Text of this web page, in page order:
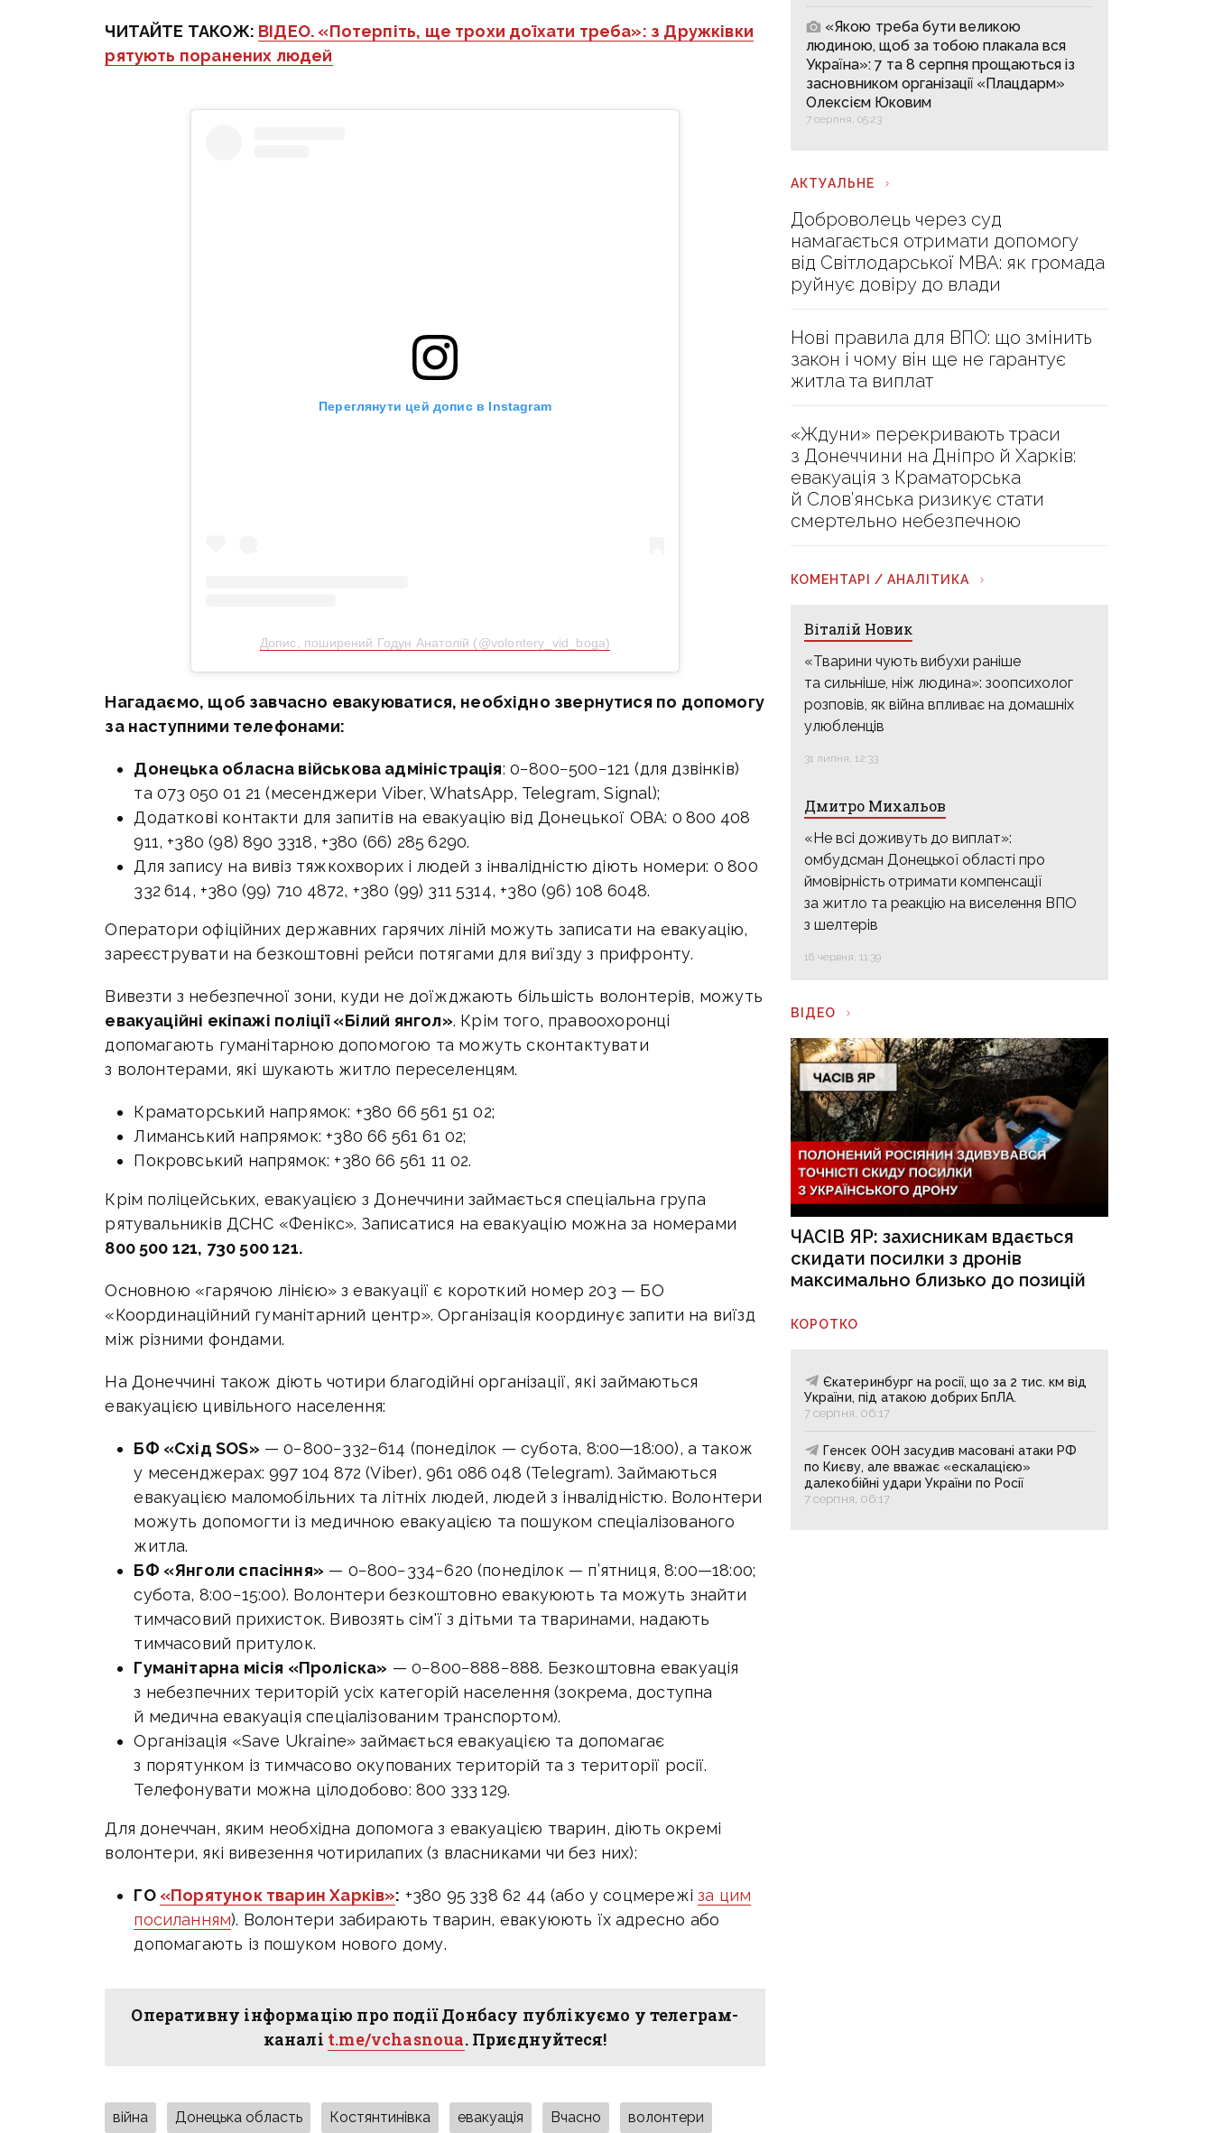
ЧИТАЙТЕ ТАКОЖ: ВІДЕО. «Потерпіть, ще трохи доїхати треба»: з Дружківки
рятують поранених людей
Переглянути цей допис в Instagram
Допис, поширений Годун Анатолій (@volontery_vid_boga)
Нагадаємо, щоб завчасно евакуюватися, необхідно звернутися по допомогу
за наступними телефонами:
Донецька обласна військова адміністрація: 0−800−500−121 (для дзвінків)
та 073 050 01 21 (месенджери Viber, WhatsApp, Telegram, Signal);
Додаткові контакти для запитів на евакуацію від Донецької ОВА: 0 800 408
911, +380 (98) 890 3318, +380 (66) 285 6290.
Для запису на вивіз тяжкохворих і людей з інвалідністю діють номери: 0 800
332 614, +380 (99) 710 4872, +380 (99) 311 5314, +380 (96) 108 6048.
Оператори офіційних державних гарячих ліній можуть записати на евакуацію,
зареєструвати на безкоштовні рейси потягами для виїзду з прифронту.
Вивезти з небезпечної зони, куди не доїжджають більшість волонтерів, можуть
евакуаційні екіпажі поліції «Білий янгол». Крім того, правоохоронці
допомагають гуманітарною допомогою та можуть сконтактувати
з волонтерами, які шукають житло переселенцям.
Краматорський напрямок: +380 66 561 51 02;
Лиманський напрямок: +380 66 561 61 02;
Покровський напрямок: +380 66 561 11 02.
Крім поліцейських, евакуацією з Донеччини займається спеціальна група
рятувальників ДСНС «Фенікс». Записатися на евакуацію можна за номерами
800 500 121, 730 500 121.
Основною «гарячою лінією» з евакуації є короткий номер 203 — БО
«Координаційний гуманітарний центр». Організація координує запити на виїзд
між різними фондами.
На Донеччині також діють чотири благодійні організації, які займаються
евакуацією цивільного населення:
БФ «Схід SOS» — 0−800−332−614 (понеділок — субота, 8:00—18:00), а також
у месенджерах: 997 104 872 (Viber), 961 086 048 (Telegram). Займаються
евакуацією маломобільних та літніх людей, людей з інвалідністю. Волонтери
можуть допомогти із медичною евакуацією та пошуком спеціалізованого
житла.
БФ «Янголи спасіння» — 0−800−334−620 (понеділок — п’ятниця,8:00—18:00;
субота, 8:00−15:00). Волонтери безкоштовно евакуюють та можуть знайти
тимчасовий прихисток. Вивозять сім'ї з дітьми та тваринами, надають
тимчасовий притулок.
Гуманітарна місія «Проліска» — 0−800−888−888. Безкоштовна евакуація
з небезпечних територій усіх категорій населення (зокрема, доступна
й медична евакуація спеціалізованим транспортом).
Організація «Save Ukraine» займається евакуацією та допомагає
з порятунком із тимчасово окупованих територій та з території росії.
Телефонувати можна цілодобово: 800 333 129.
Для донеччан, яким необхідна допомога з евакуацією тварин, діють окремі
волонтери, які вивезення чотирилапих (з власниками чи без них):
ГО «Порятунок тварин Харків»: +380 95 338 62 44 (або у соцмережіза цим
посиланням). Волонтери забирають тварин, евакуюють їх адресно або
допомагають із пошуком нового дому.
Оперативну інформацію про події Донбасу публікуємо у телеграм-
каналі t.me/vchasnoua. Приєднуйтеся!
війна Донецька область Костянтинівка евакуація Вчасно волонтери
«Якою треба бути великою
людиною, щоб за тобою плакала вся
Україна»: 7 та 8 серпня прощаються із
засновником організації «Плацдарм»
Олексієм Юковим
7 серпня, 05:23
АКТУАЛЬНЕ
Доброволець через суд
намагається отримати допомогу
від Світлодарської МВА: як громада
руйнує довіру до влади
Нові правила для ВПО: що змінить
закон і чому він ще не гарантує
житла та виплат
«Ждуни» перекривають траси
з Донеччини на Дніпро й Харків:
евакуація з Краматорська
й Слов’янська ризикує стати
смертельно небезпечною
КОМЕНТАРІ / АНАЛІТИКА
Віталій Новик
«Тварини чують вибухи раніше
та сильніше, ніж людина»: зоопсихолог
розповів, як війна впливає на домашніх
улюбленців
31 липня, 12:33
Дмитро Михальов
«Не всі доживуть до виплат»:
омбудсман Донецької області про
ймовірність отримати компенсації
за житло та реакцію на виселення ВПО
з шелтерів
16 червня, 11:39
ВІДЕО
ЧАСІВ ЯР: захисникам вдається
скидати посилки з дронів
максимально близько до позицій
КОРОТКО
Єкатеринбург на росії, що за 2 тис. км від
України, під атакою добрих БпЛА.
7 серпня, 06:17
Генсек ООН засудив масовані атаки РФ
по Києву, але вважає «ескалацією»
далекобійні удари України по Росії
7 серпня, 06:17